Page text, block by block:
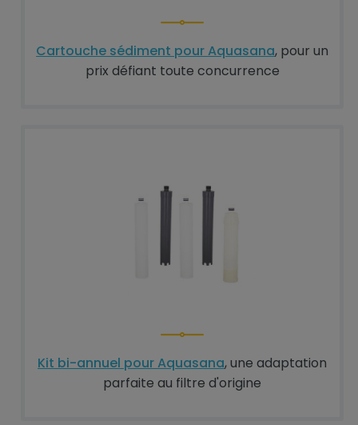
Cartouche sédiment pour Aquasana, pour un
prix défiant toute concurrence
Kit bi-annuel pour Aquasana, une adaptation
parfaite au filtre d'origine